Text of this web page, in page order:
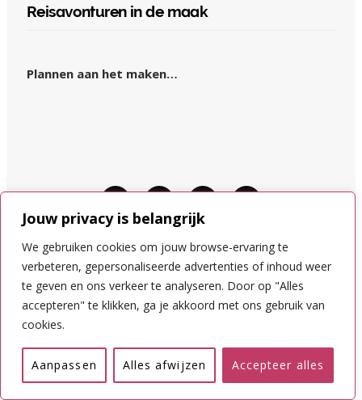
Jouw privacy is belangrijk
We gebruiken cookies om jouw browse-ervaring te
verbeteren, gepersonaliseerde advertenties of inhoud weer
te geven en ons verkeer te analyseren. Door op "Alles
accepteren" te klikken, ga je akkoord met ons gebruik van
cookies.
Aanpassen Alles afwijzen Accepteer alles
Reisavonturen in de maak
Plannen aan het maken…
© KIM OP REIS 2015–2024.
DISCLAIMER
COOKIES
PRIVACYVOORWAARDEN
NAAR BOVEN